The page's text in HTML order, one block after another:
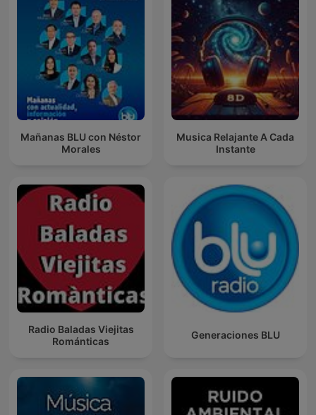
Mañanas BLU con Néstor
Morales
Musica Relajante A Cada
Instante
Radio Baladas Viejitas
Románticas
Generaciones BLU